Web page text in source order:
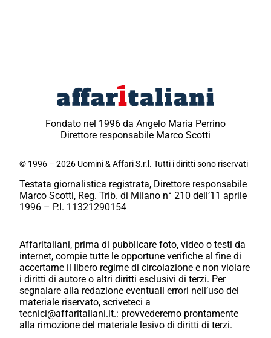
Fondato nel 1996 da Angelo Maria Perrino
Direttore responsabile Marco Scotti
© 1996 – 2026 Uomini & Affari S.r.l. Tutti i diritti sono riservati
Testata giornalistica registrata, Direttore responsabile
Marco Scotti, Reg. Trib. di Milano n° 210 dell’11 aprile
1996 – P.I. 11321290154
Affaritaliani, prima di pubblicare foto, video o testi da
internet, compie tutte le opportune verifiche al fine di
accertarne il libero regime di circolazione e non violare
i diritti di autore o altri diritti esclusivi di terzi. Per
segnalare alla redazione eventuali errori nell’uso del
materiale riservato, scriveteci a
tecnici@affaritaliani.it.: provvederemo prontamente
alla rimozione del materiale lesivo di diritti di terzi.